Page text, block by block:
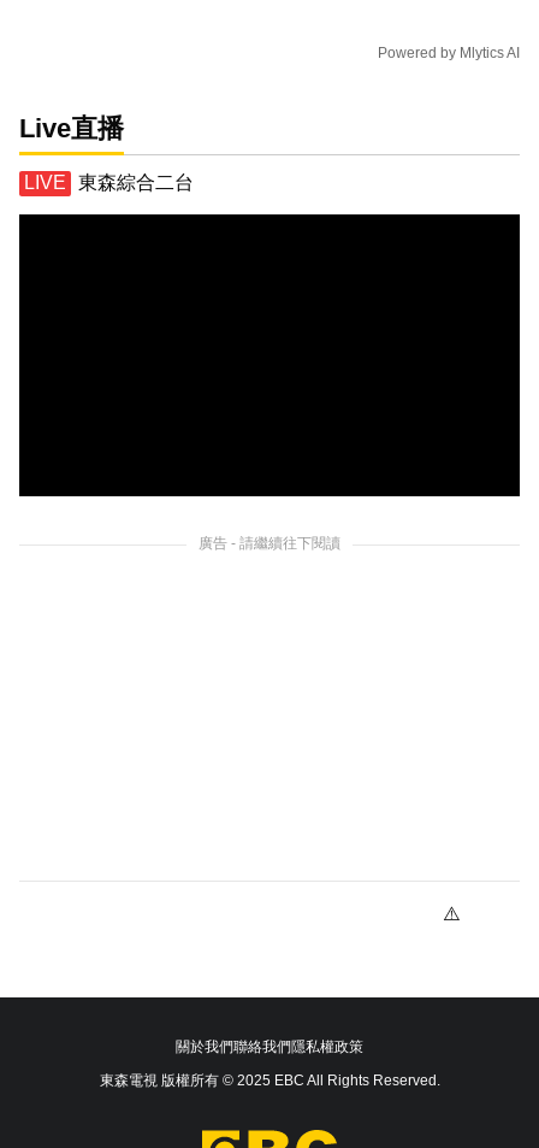
Powered by Mlytics AI
Live直播
東森綜合二台
廣告 - 請繼續往下閱讀
關於我們聯絡我們隱私權政策
東森電視 版權所有 © 2025 EBC All Rights Reserved.